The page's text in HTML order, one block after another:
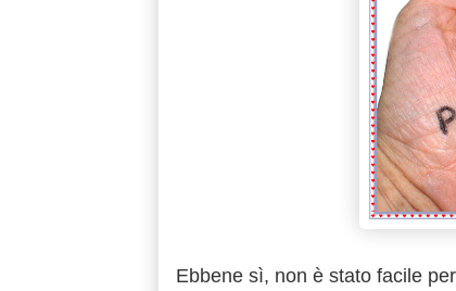
Ebbene sì, non è stato facile